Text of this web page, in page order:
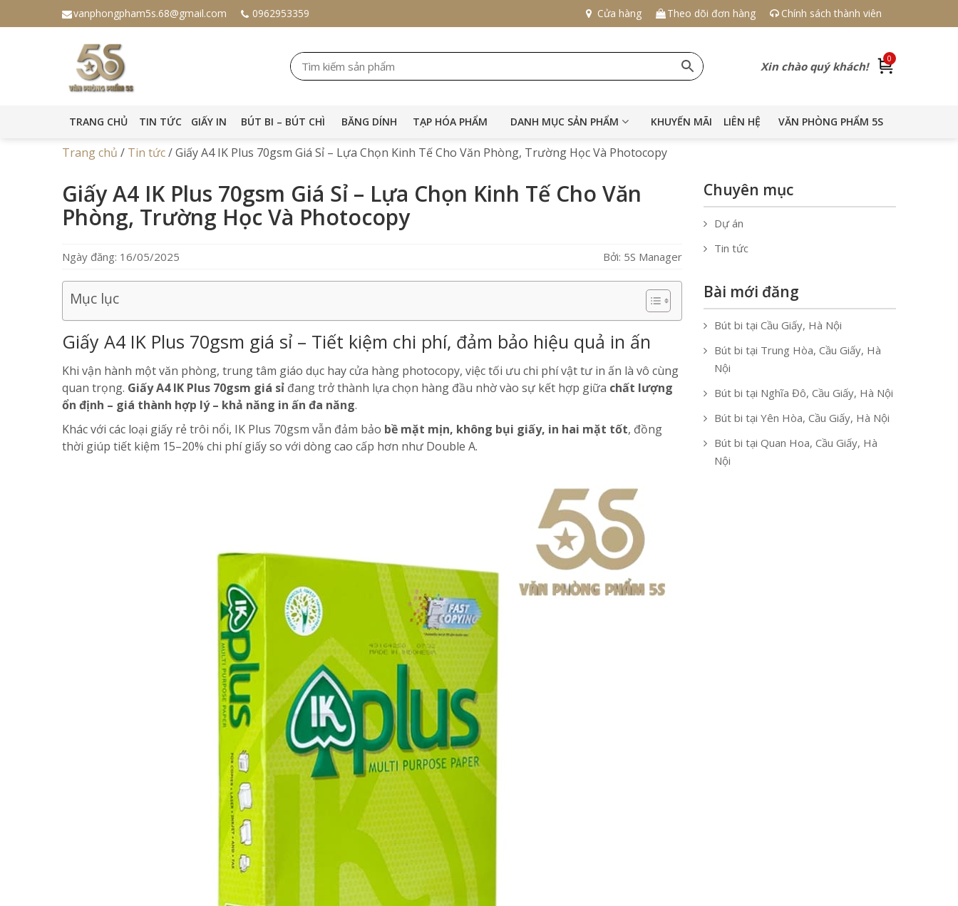
vanphongpham5s.68@gmail.com 0962953359 Cửa hàng Theo dõi đơn hàng Chính sách thành viên
Xin chào quý khách!
0
TRANG CHỦ TIN TỨC GIẤY IN BÚT BI – BÚT CHÌ BĂNG DÍNH TẠP HÓA PHẨM DANH MỤC SẢN PHẨM KHUYẾN MÃI LIÊN HỆ VĂN PHÒNG PHẨM 5S
Trang chủ / Tin tức/Giấy A4 IK Plus 70gsm Giá Sỉ – Lựa Chọn Kinh Tế Cho Văn Phòng, Trường Học Và Photocopy
Giấy A4 IK Plus 70gsm Giá Sỉ – Lựa Chọn Kinh Tế Cho Văn
Phòng, Trường Học Và Photocopy
Ngày đăng: 16/05/2025 Bởi: 5S Manager
Mục lục
Giấy A4 IK Plus 70gsm giá sỉ – Tiết kiệm chi phí, đảm bảo hiệu quả in ấn
Khi vận hành một văn phòng, trung tâm giáo dục hay cửa hàng photocopy, việc tối ưu chi phí vật tư in ấn là vô cùng
quan trọng. Giấy A4 IK Plus 70gsm giá sỉ đang trở thành lựa chọn hàng đầu nhờ vào sự kết hợp giữa chất lượng
ổn định – giá thành hợp lý – khả năng in ấn đa năng.
Khác với các loại giấy rẻ trôi nổi, IK Plus 70gsm vẫn đảm bảo bề mặt mịn, không bụi giấy, in hai mặt tốt, đồng
thời giúp tiết kiệm 15–20% chi phí giấy so với dòng cao cấp hơn như Double A.
Chuyên mục
Dự án
Tin tức
Bài mới đăng
Bút bi tại Cầu Giấy, Hà Nội
Bút bi tại Trung Hòa, Cầu Giấy, Hà
Nội
Bút bi tại Nghĩa Đô, Cầu Giấy, Hà Nội
Bút bi tại Yên Hòa, Cầu Giấy, Hà Nội
Bút bi tại Quan Hoa, Cầu Giấy, Hà
Nội